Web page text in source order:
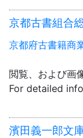
京都古書組合
京都府古書籍商
閲覧、および画
For detailed
濱田義一郎文